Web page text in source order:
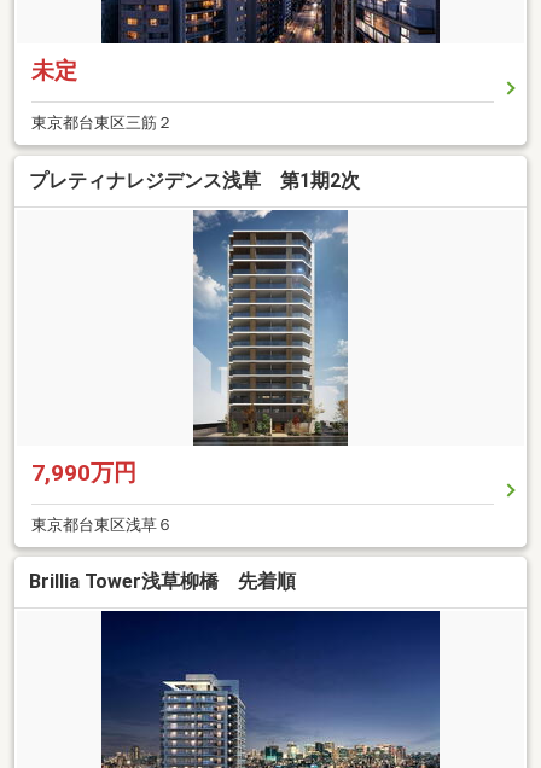
未定
東京都台東区三筋２
プレティナレジデンス浅草 第1期2次
7,990万円
東京都台東区浅草６
Brillia Tower浅草柳橋 先着順